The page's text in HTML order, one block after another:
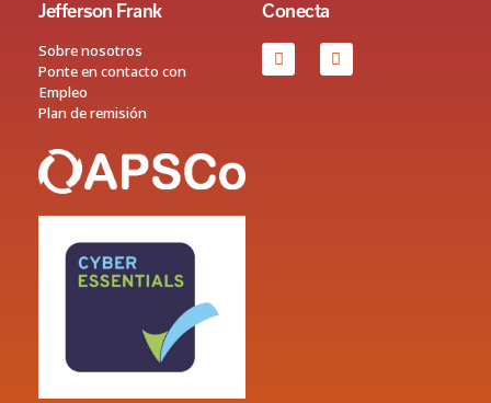
Jefferson Frank
Sobre nosotros
Ponte en contacto con
Empleo
Plan de remisión
Conecta